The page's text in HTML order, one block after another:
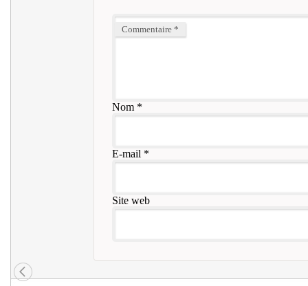
Commentaire *
Nom*
E-mail *
Site web